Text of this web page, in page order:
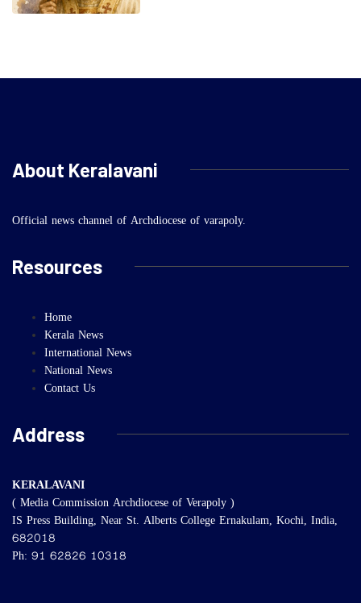
About Keralavani
Official news channel of Archdiocese of varapoly.
Resources
Home
Kerala News
International News
National News
Contact Us
Address
KERALAVANI
( Media Commission Archdiocese of Verapoly )
IS Press Building, Near St. Alberts College Ernakulam, Kochi, India,
682018
Ph: 91 62826 10318